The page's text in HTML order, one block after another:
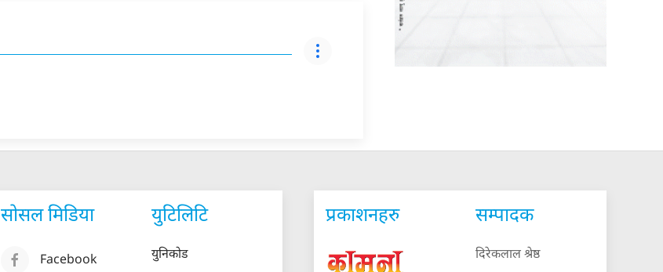
सोसल मिडिया
Facebook
युटिलिटि
युनिकोड
प्रकाशनहरु सम्पादक
दिरेकलाल श्रेष्ठ